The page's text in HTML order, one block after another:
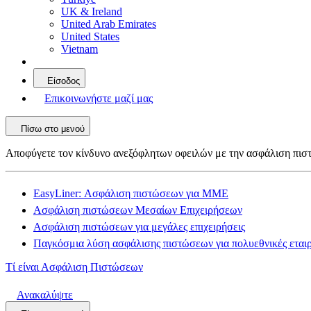
UK & Ireland
United Arab Emirates
United States
Vietnam
Είσοδος
Επικοινωνήστε μαζί μας
Πίσω στο μενού
Αποφύγετε τον κίνδυνο ανεξόφλητων οφειλών με την ασφάλιση
EasyLiner: Ασφάλιση πιστώσεων για ΜΜΕ
Ασφάλιση πιστώσεων Μεσαίων Επιχειρήσεων
Ασφάλιση πιστώσεων για μεγάλες επιχειρήσεις
Παγκόσμια λύση ασφάλισης πιστώσεων για πολυεθνικές
Τί είναι Ασφάλιση Πιστώσεων
Ανακαλύψτε